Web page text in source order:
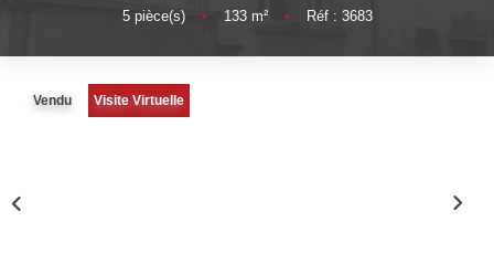
Vendre Avec Okey
Espace Vendeur
5pièce(s) • 133m² • Réf : 3683
Vendu Visite Virtuelle